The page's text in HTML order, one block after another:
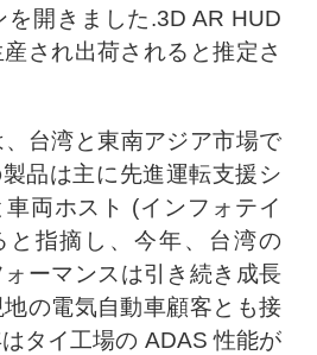
開きました.3D AR HUD
され出荷されると推定さ
台湾と東南アジア市場で
品は主に先進運転支援シ
両ホスト (インフォテイ
と指摘し、今年、台湾の
ーマンスは引き続き成長
の電気自動車顧客とも接
タイ工場の ADAS 性能が